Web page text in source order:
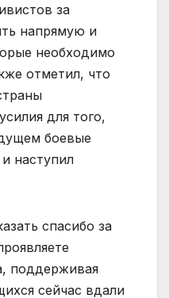
за
напрямую и
необходимо
отметил, что
для того,
боевые
наступил
спасибо за
поддерживая
сейчас вдали